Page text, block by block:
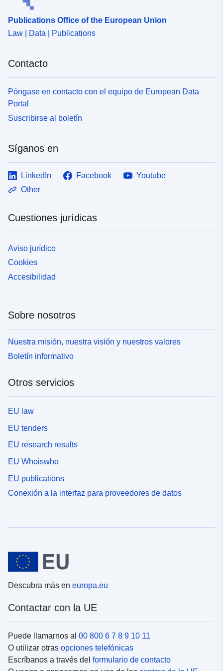
Publications Office of the European Union
Law | Data | Publications
Contacto
Póngase en contacto con el equipo de European Data
Portal
Suscribirse al boletín
Síganos en
LinkedIn Facebook
Youtube
Other
Cuestiones jurídicas
Aviso jurídico
Cookies
Accesibilidad
Sobre nosotros
Nuestra misión, nuestra visión y nuestros valores
Boletín informativo
Otros servicios
EU law
EU tenders
EU research results
EU Whoiswho
EU publications
Conexión a la interfaz para proveedores de datos
Descubra más en europa.eu
Contactar con la UE
Puede llamarnos al 00 800 6 7 8 9 10 11
O utilizar otras opciones telefónicas
Escríbanos a través del formulario de contacto